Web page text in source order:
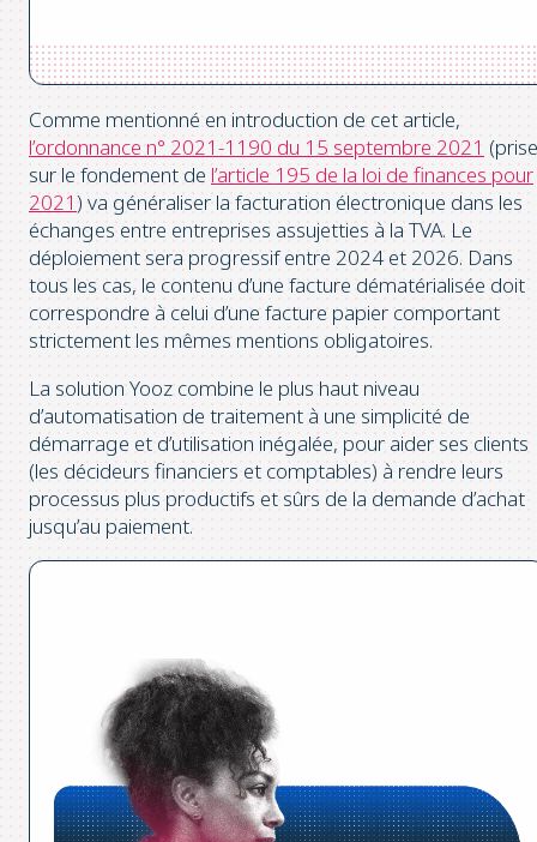
Comme mentionné en introduction de cet article,
l’ordonnance n° 2021-1190 du 15 septembre 2021 (prise
sur le fondement de l’article 195 de la loi de finances pour
2021) va généraliser la facturation électronique dans les
échanges entre entreprises assujetties à la TVA. Le
déploiement sera progressif entre 2024 et 2026. Dans
tous les cas, le contenu d’une facture dématérialisée doit
correspondre à celui d’une facture papier comportant
strictement les mêmes mentions obligatoires.
La solution Yooz combine le plus haut niveau
d’automatisation de traitement à une simplicité de
démarrage et d’utilisation inégalée, pour aider ses clients
(les décideurs financiers et comptables) à rendre leurs
processus plus productifs et sûrs de la demande d’achat
jusqu’au paiement.